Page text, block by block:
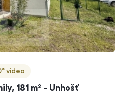
181 m² - Unhošť
video